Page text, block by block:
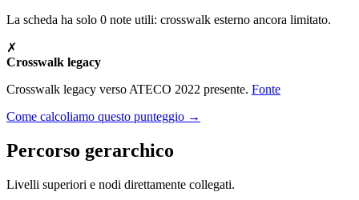
La scheda ha solo 0 note utili: crosswalk esterno ancora limitato.
✗
Crosswalk legacy
Crosswalk legacy verso ATECO 2022 presente. Fonte
Come calcoliamo questo punteggio →
Percorso gerarchico
Livelli superiori e nodi direttamente collegati.